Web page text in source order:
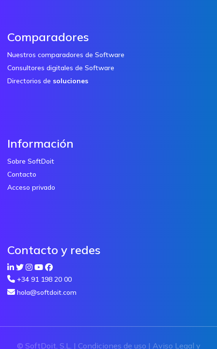
Comparadores
Nuestros comparadores de Software
Consultores digitales de Software
Directorios de soluciones
Información
Sobre SoftDoit
Contacto
Acceso privado
Contacto y redes
+34 91 198 20 00
hola@softdoit.com
© SoftDoit, S.L. | Condiciones de uso | Aviso Legal y